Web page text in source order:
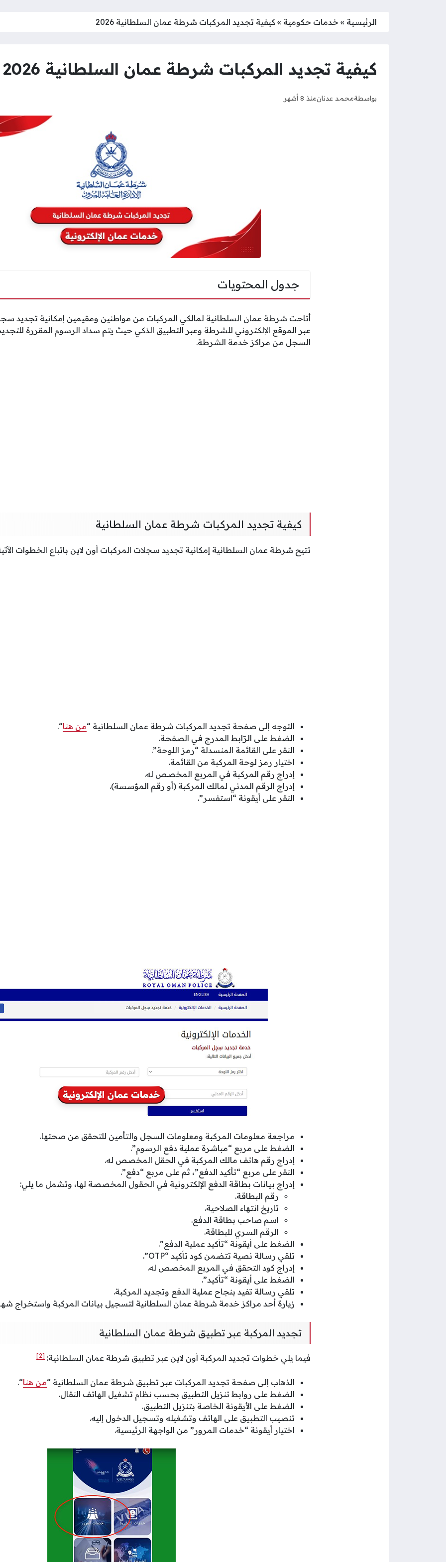
الرئيسية » خدمات حكومية » كيفية تجديد المركبات شرطة عمان السلطانية 2026
كيفية تجديد المركبات شرطة عمان السلطانية 2026
بواسطةمحمد عدنانمنذ 8 أشهر
جدول المحتويات
أتاحت شرطة عمان السلطانية لمالكي المركبات من مواطنين ومقيمين إمكانية تجديد
عبر الموقع الإلكتروني للشرطة وعبر التطبيق الذكي حيث يتم سداد الرسوم المقررة
السجل من مراكز خدمة الشرطة.
كيفية تجديد المركبات شرطة عمان السلطانية
تتيح شرطة عمان السلطانية إمكانية تجديد سجلات المركبات أون لاين باتباع الخطوات
التوجه إلى صفحة تجديد المركبات شرطة عمان السلطانية “من هنا“.
الضغط على الرّابط المدرج في الصفحة.
النقر على القائمة المنسدلة “رمز اللوحة”.
اختيار رمز لوحة المركبة من القائمة.
إدراج رقم المركبة في المربع المخصص له.
إدراج الرقم المدني لمالك المركبة (أو رقم المؤسسة).
النقر على أيقونة “استفسر”.
مراجعة معلومات المركبة ومعلومات السجل والتأمين للتحقق من صحتها.
الضغط على مربع “مباشرة عملية دفع الرسوم”.
إدراج رقم هاتف مالك المركبة في الحقل المخصص له.
النقر على مربع “تأكيد الدفع”، ثم على مربع “دفع”.
إدراج بيانات بطاقة الدفع الإلكترونية في الحقول المخصصة لها، وتشمل ما يلي:
رقم البطاقة.
تاريخ انتهاء الصلاحية.
اسم صاحب بطاقة الدفع.
الرقم السري للبطاقة.
الضغط على أيقونة “تأكيد عملية الدفع”.
تلقي رسالة نصية تتضمن كود تأكيد “OTP”.
إدراج كود التحقق في المربع المخصص له.
الضغط على أيقونة “تأكيد”.
تلقي رسالة تفيد بنجاح عملية الدفع وتجديد المركبة.
زيارة أحد مراكز خدمة شرطة عمان السلطانية لتسجيل بيانات المركبة واستخراج
تجديد المركبة عبر تطبيق شرطة عمان السلطانية
فيما يلي خطوات تجديد المركبة أون لاين عبر تطبيق شرطة عمان السلطانية: [2]
الذهاب إلى صفحة تجديد المركبات عبر ‏تطبيق شرطة عمان السلطانية “من هنا“.
الضغط على روابط تنزيل التطبيق بحسب نظام تشغيل الهاتف النقال.
الضغط على الأيقونة الخاصة بتنزيل التطبيق.
تنصيب التطبيق على الهاتف وتشغيله وتسجيل الدخول إليه.
اختيار أيقونة “خدمات المرور” من الواجهة الرئيسية.